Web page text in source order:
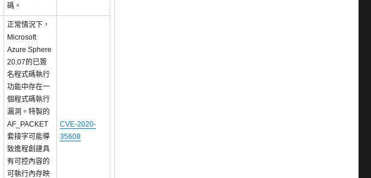
碼。
正常情況下，
Microsoft
Azure Sphere
20.07的已簽
名程式碼執行
功能中存在一
個程式碼執行
漏洞。特製的
AF_PACKET
套接字可能導
致進程創建具
有可控內容的
可執行內存映
CVE-2020-
35608